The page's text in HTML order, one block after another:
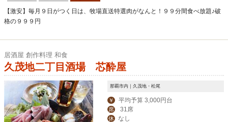
【激安】毎月９日がつく日は、牧場直送特選肉がなんと！９９分間食べ放題♪破
格の９９９円
居酒屋 創作料理 和食
久茂地二丁目酒場 芯酔屋
那覇市内｜久茂地・松尾
￥ 平均予算 3,000円台
席 31席
休 なし